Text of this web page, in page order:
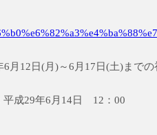
6月12日(月)～6月17日(土)までの
平成29年6月14日 12：00